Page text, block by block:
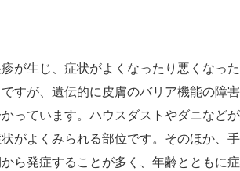
が生じ、症状がよくなったり悪くなっ
すが、遺伝的に皮膚のバリア機能の障
っています。ハウスダストやダニなど
がよくみられる部位です。そのほか、
ら発症することが多く、年齢とともに